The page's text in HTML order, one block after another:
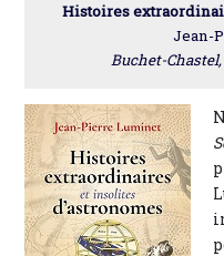
Histoires
Jean-
Buchet-Chastel,